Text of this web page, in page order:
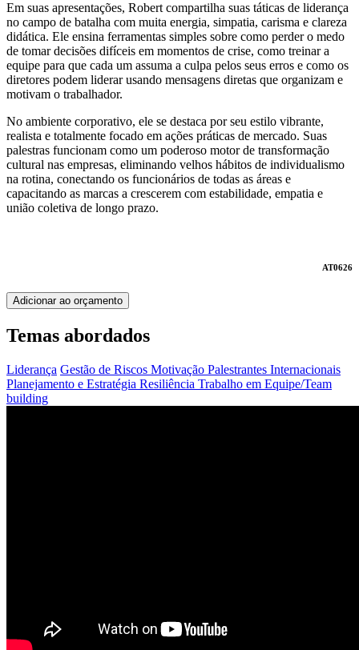
Em suas apresentações, Robert compartilha suas táticas de liderança
no campo de batalha com muita energia, simpatia, carisma e clareza
didática. Ele ensina ferramentas simples sobre como perder o medo
de tomar decisões difíceis em momentos de crise, como treinar a
equipe para que cada um assuma a culpa pelos seus erros e como os
diretores podem liderar usando mensagens diretas que organizam e
motivam o trabalhador.
No ambiente corporativo, ele se destaca por seu estilo vibrante,
realista e totalmente focado em ações práticas de mercado. Suas
palestras funcionam como um poderoso motor de transformação
cultural nas empresas, eliminando velhos hábitos de individualismo
na rotina, conectando os funcionários de todas as áreas e
capacitando as marcas a crescerem com estabilidade, empatia e
união coletiva de longo prazo.
AT0626
Adicionar ao orçamento
Temas abordados
Liderança Gestão de Riscos Motivação Palestrantes Internacionais
Planejamento e Estratégia Resiliência Trabalho em Equipe/Team
building